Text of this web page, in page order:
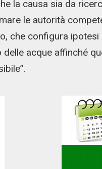
la causa sia da
le autorità
che configura
acque affinché